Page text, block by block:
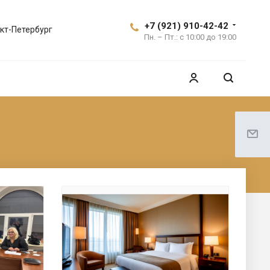
+7 (921) 910-42-42
Пн. – Пт.: с 10:00 до 19:00
Петербург